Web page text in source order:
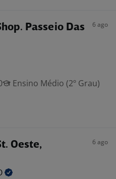
Passeio Das
6 ago
Ensino Médio (2º Grau)
Oeste,
6 ago